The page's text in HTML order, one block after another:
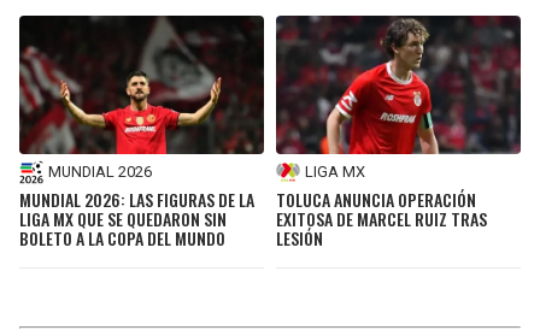
MUNDIAL 2026
MUNDIAL 2026: LAS FIGURAS DE LA
LIGA MX QUE SE QUEDARON SIN
BOLETO A LA COPA DEL MUNDO
LIGA MX
TOLUCA ANUNCIA OPERACIÓN
EXITOSA DE MARCEL RUIZ TRAS
LESIÓN